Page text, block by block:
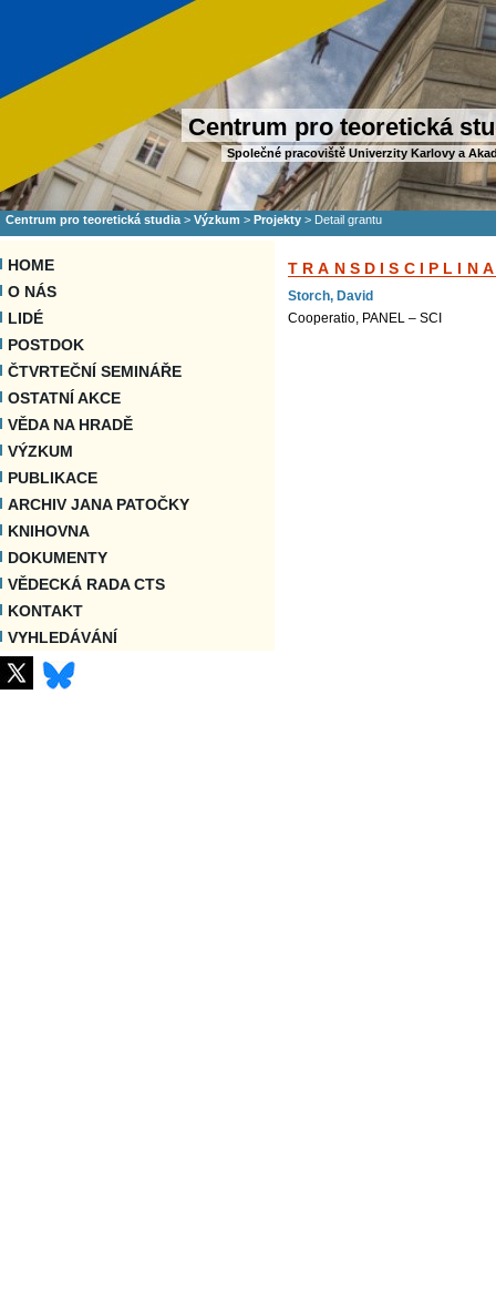
Centrum pro teoretická
Společné pracoviště Univerzity Karlovy a
Centrum pro teoretická studia > Výzkum > Projekty > Detail grantu
HOME
O NÁS
LIDÉ
POSTDOK
ČTVRTEČNÍ SEMINÁŘE
OSTATNÍ AKCE
VĚDA NA HRADĚ
VÝZKUM
PUBLIKACE
ARCHIV JANA PATOČKY
KNIHOVNA
DOKUMENTY
VĚDECKÁ RADA CTS
KONTAKT
VYHLEDÁVÁNÍ
Storch, David
Cooperatio, PANEL – SCI